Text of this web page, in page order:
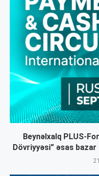
Beynəlxalq PLUS-
Dövriyyəsi” əsas